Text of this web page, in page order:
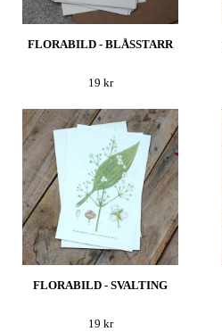
FLORABILD - BLÅSSTARR
19 kr
FLORABILD - SVALTING
19 kr